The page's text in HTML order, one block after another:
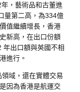
，藝術品和古董進
量第二高，為334億
值繼續增長，香港
新高，在出口份額
年出口額與英國不相
進行。
域，還在實體交易
因為香港是航運交